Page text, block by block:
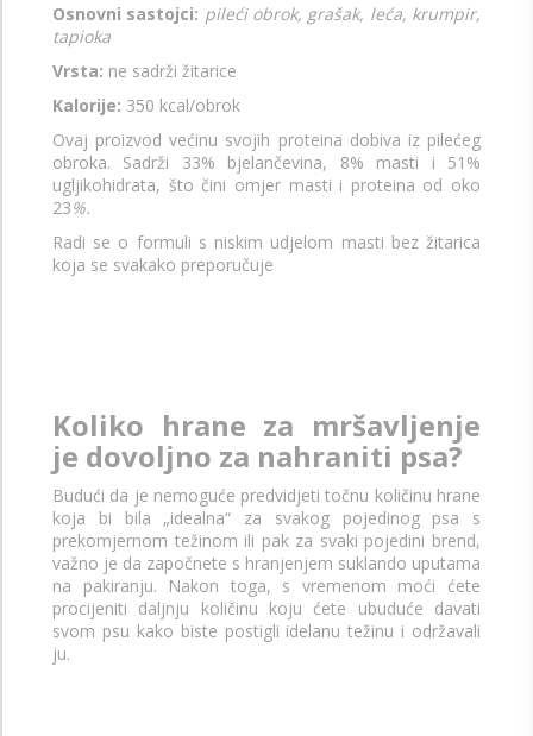
Osnovni sastojci: pileći obrok, grašak, leća, krumpir,
tapioka
Vrsta: ne sadrži žitarice
Kalorije: 350 kcal/obrok
Ovaj proizvod većinu svojih proteina dobiva iz pilećeg
obroka. Sadrži 33% bjelančevina, 8% masti i 51%
ugljikohidrata, što čini omjer masti i proteina od oko
23%.
Radi se o formuli s niskim udjelom masti bez žitarica
koja se svakako preporučuje
Koliko hrane za mršavljenje
je dovoljno za nahraniti psa?
Budući da je nemoguće predvidjeti točnu količinu hrane
koja bi bila „idealna“ za svakog pojedinog psa s
prekomjernom težinom ili pak za svaki pojedini brend,
važno je da započnete s hranjenjem suklando uputama
na pakiranju. Nakon toga, s vremenom moći ćete
procijeniti daljnju količinu koju ćete ubuduće davati
svom psu kako biste postigli idelanu težinu i održavali
ju.